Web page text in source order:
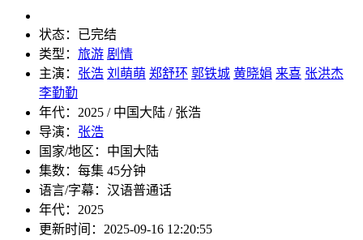
状态： 已完结
类型： 旅游 剧情
主演： 张浩 刘萌萌 郑舒环 郭铁城 黄晓娟 来喜 张洪杰
李勤勤
年代： 2025 / 中国大陆 / 张浩
导演： 张浩
国家/地区： 中国大陆
集数： 每集 45分钟
语言/字幕： 汉语普通话
年代： 2025
更新时间： 2025-09-16 12:20:55